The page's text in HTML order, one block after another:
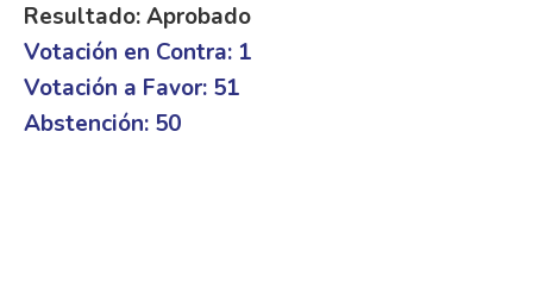
Resultado: Aprobado
Votación en Contra: 1
Votación a Favor: 51
Abstención: 50